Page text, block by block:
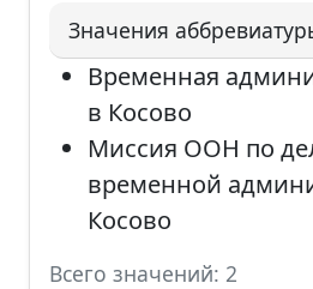
Значения
Временная
в Косово
Миссия ООН по
временной
Косово
Всего значений: 2